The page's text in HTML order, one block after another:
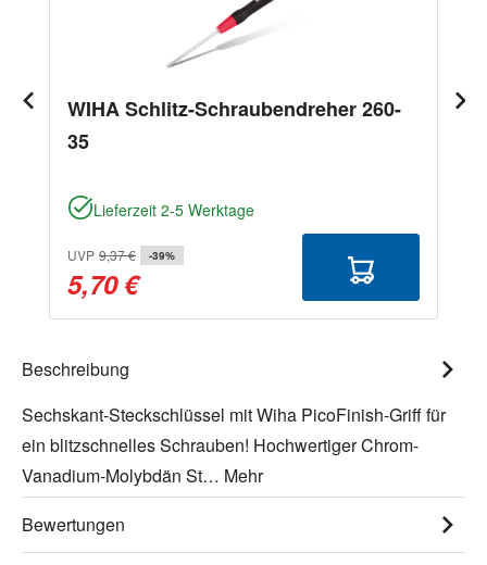
WIHA Schlitz-Schraubendreher 260-
35
Lieferzeit 2-5 Werktage
UVP 9,37 € -39%
5,70 €
Beschreibung
Sechskant-Steckschlüssel mit Wiha PicoFinish-Griff für
ein blitzschnelles Schrauben! Hochwertiger Chrom-
Vanadium-Molybdän St… Mehr
Bewertungen